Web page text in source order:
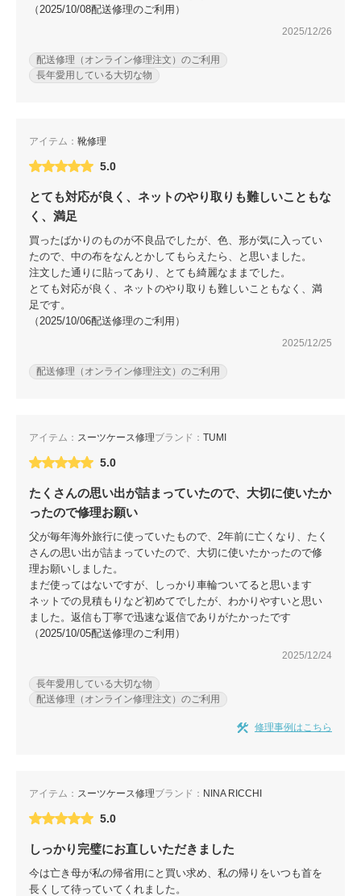
（2025/10/08配送修理のご利用）
2025/12/26
配送修理（オンライン修理注文）のご利用
長年愛用している大切な物
アイテム： 靴修理
5.0
とても対応が良く、ネットのやり取りも難しいこともな
く、満足
買ったばかりのものが不良品でしたが、色、形が気に入ってい
たので、中の布をなんとかしてもらえたら、と思いました。
注文した通りに貼ってあり、とても綺麗なままでした。
とても対応が良く、ネットのやり取りも難しいこともなく、満
足です。
（2025/10/06配送修理のご利用）
2025/12/25
配送修理（オンライン修理注文）のご利用
アイテム： スーツケース修理ブランド： TUMI
5.0
たくさんの思い出が詰まっていたので、大切に使いたか
ったので修理お願い
父が毎年海外旅行に使っていたもので、2年前に亡くなり、たく
さんの思い出が詰まっていたので、大切に使いたかったので修
理お願いしました。
まだ使ってはないですが、しっかり車輪ついてると思います
ネットでの見積もりなど初めてでしたが、わかりやすいと思い
ました。返信も丁寧で迅速な返信でありがたかったです
（2025/10/05配送修理のご利用）
2025/12/24
長年愛用している大切な物
配送修理（オンライン修理注文）のご利用
修理事例はこちら
アイテム： スーツケース修理ブランド： NINA RICCHI
5.0
しっかり完璧にお直しいただきました
今は亡き母が私の帰省用にと買い求め、私の帰りをいつも首を
長くして待っていてくれました。